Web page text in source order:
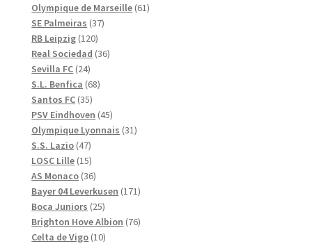
produkter
Olympique de Marseille 6161
SE Palmeiras 3737
RB Leipzig 120120
produkter
Real Sociedad 3636
Sevilla FC 2424
produkter
S.L. Benfica 6868
Santos FC 3535
produkter
PSV Eindhoven 4545
produkter
Olympique Lyonnais 3131
S.S. Lazio 4747
produkter
LOSC Lille 1515
produkter
AS Monaco 3636
produkter
Bayer 04 Leverkusen 171171
Boca Juniors 2525
produkter
Brighton Hove Albion 7676
Celta de Vigo 1010